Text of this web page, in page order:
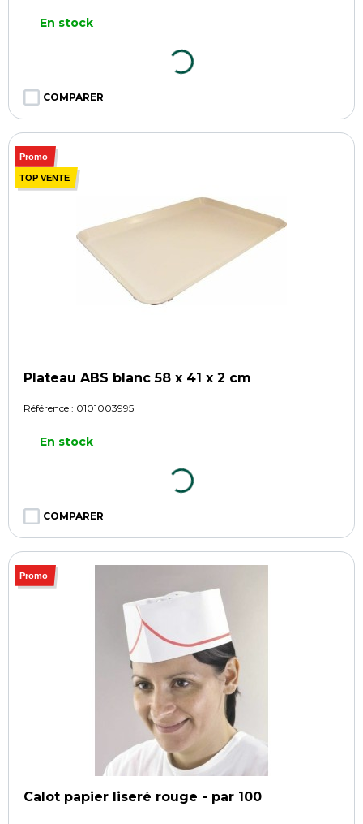
En stock
COMPARER
Promo
TOP VENTE
Plateau ABS blanc 58 x 41 x 2 cm
Référence : 0101003995
En stock
COMPARER
Promo
Calot papier liseré rouge - par 100